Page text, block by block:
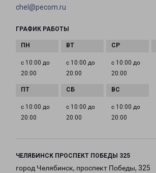
chel@pecom.ru
ГРАФИК РАБОТЫ
с 10:00 до
20:00
с 10:00 до
20:00
с 10:00 до
20:00
с 10:00 до
20:00
с 10:00 до
20:00
с 10:00 до
20:00
ЧЕЛЯБИНСК ПРОСПЕКТ ПОБЕДЫ 325
город Челябинск, проспект Победы, 325